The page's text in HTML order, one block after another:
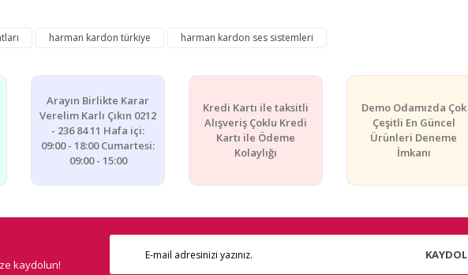
Bu ürüne ilk yorumu siz yapın!
harman kardon türkiye harman kardon ses sistemleri
Arayın Birlikte Karar
Verelim Karlı Çıkın 0212
- 236 84 11 Hafa içi:
09:00 - 18:00 Cumartesi:
09:00 - 15:00
Kredi Kartı ile taksitli
Alışveriş Çoklu Kredi
Kartı ile Ödeme
Kolaylığı
Demo Odamızda Çok
Çeşitli En Güncel
Ürünleri Deneme
İmkanı
kaydolun!
KAYDOL